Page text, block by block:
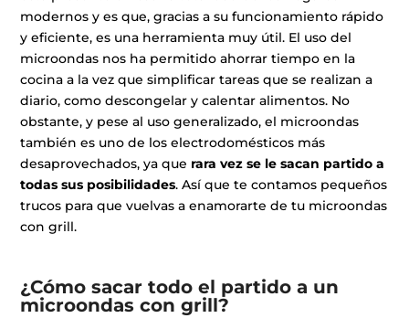
modernos y es que, gracias a su funcionamiento rápido
y eficiente, es una herramienta muy útil. El uso del
microondas nos ha permitido ahorrar tiempo en la
cocina a la vez que simplificar tareas que se realizan a
diario, como descongelar y calentar alimentos. No
obstante, y pese al uso generalizado, el microondas
también es uno de los electrodomésticos más
desaprovechados, ya que rara vez se le sacan partido a
todas sus posibilidades. Así que te contamos pequeños
trucos para que vuelvas a enamorarte de tu microondas
con grill.
¿Cómo sacar todo el partido a un
microondas con grill?